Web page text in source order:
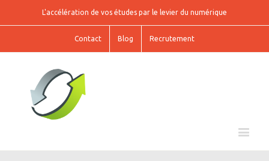
L'accélération de vos études par le levier du numérique
Contact Blog Recrutement